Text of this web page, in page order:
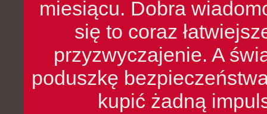
miesiącu. Dobra
się to coraz
przyzwyczajenie. A
poduszkę
kupić żadną